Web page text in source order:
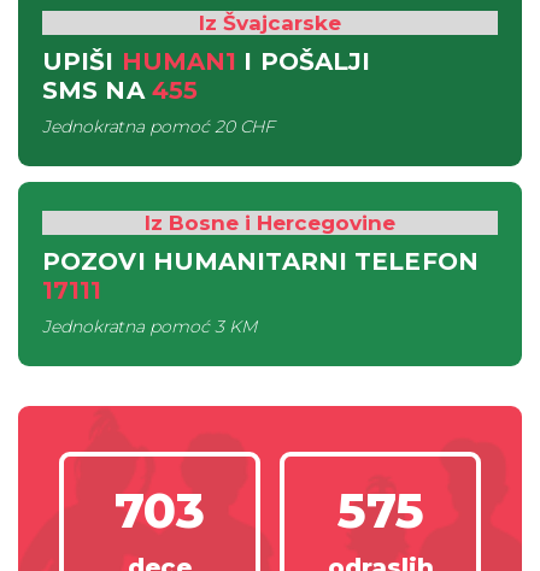
Iz Švajcarske
UPIŠI HUMAN1 I POŠALJI
SMS NA 455
Jednokratna pomoć20 CHF
Iz Bosne i Hercegovine
POZOVI HUMANITARNI TELEFON
17111
Jednokratna pomoć3 KM
703 575